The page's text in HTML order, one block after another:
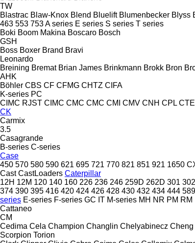
TW
Blastrac Blaw-Knox Blend Bluelift Blumenbecker Blyss
463 553 753A series E series S series T series
Boki Boom Makina Boscaro Bosch
GSH
Boss Boxer Brand Bravi
Leonardo
Breining Bremat Brian James Brinkmann Brokk Bron
AHK
Böhler CBS CF CFMG CHTZ CIFA
K-series PC
CIMC RJST CIMC CMC CMC CMI CMV CNH CPL CTE
CK
Carmix
3.5
Casagrande
B-series C-series
Case
450 570 580 590 621 695 721 770 821 851 921 1650
Cast CastLoaders Caterpillar
12H 12M 120 140 160 226 236 246 259D 262D 301 302
374 390 395 416 420 424 426 428 430 432 434 444 589
series E-series F-series GC IT M-series MH NR PM RM
Cattaneo
CM
Cedima Cela Champion Changlin Chelyabinecz Cheng
Scorpion Torion